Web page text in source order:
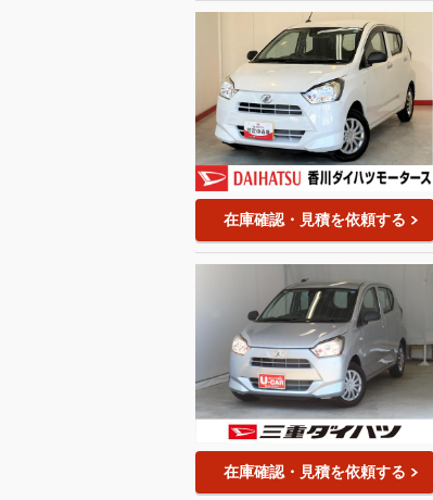
在庫確認・見積を依頼する
在庫確認・見積を依頼する